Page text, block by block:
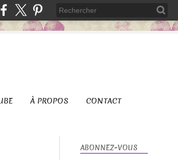
À PROPOS CONTACT
ABONNEZ-VOUS